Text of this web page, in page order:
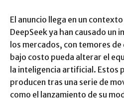
El anuncio llega en un
DeepSeek ya han causado un
los mercados, con temores
bajo costo pueda alterar el
la inteligencia artificial. Estos
producen tras una serie de
como el lanzamiento de su